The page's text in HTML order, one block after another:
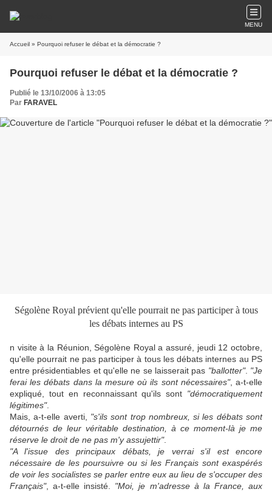
MENU
Accueil » Pourquoi refuser le débat et la démocratie ?
Pourquoi refuser le débat et la démocratie ?
Publié le 13/10/2006 à 13:05
Par FARAVEL
Ségolène Royal prévient qu'elle pourrait ne pas participer à tous
les débats internes au PS
n visite à la Réunion, Ségolène Royal a assuré, jeudi 12 octobre,
qu'elle pourrait ne pas participer à tous les débats internes au PS
entre présidentiables et qu'elle ne se laisserait pas "ballotter". "Je
ferai les débats dans la mesure où ils sont nécessaires", a-t-elle
expliqué, tout en reconnaissant qu'ils sont "démocratiquement
légitimes".
Mais, a-t-elle averti, "s'ils sont trop nombreux, si les débats sont
détournés de leur véritable destination, à ce moment-là je me
réserve le droit de ne pas m'y assujettir".
"A l'issue des principaux débats, je verrai s'il est encore
nécessaire de les poursuivre ou si les Français sont exaspérés
de voir les socialistes se parler entre eux au lieu de s'occuper des
Français", a-t-elle insisté. "Moi, je m'adresse à la France, aux